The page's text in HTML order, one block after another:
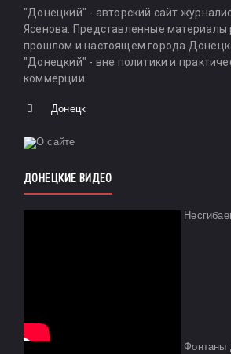
"Донецкий" - авторский сайт
Ясенова. Представленные материалы
прошлом и настоящем города
"Донецкий" - вне политики и
коммерции.
Донецк
ДОНЕЦКИЕ ВИДЕО
Фонтаны